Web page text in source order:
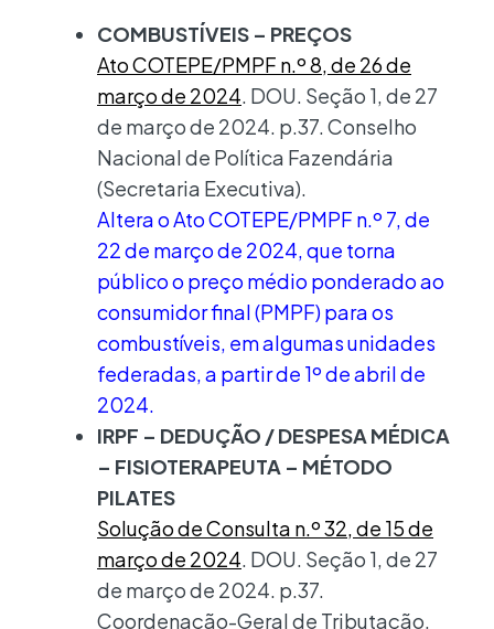
COMBUSTÍVEIS – PREÇOS
Ato COTEPE/PMPF n.º 8, de 26 de
março de 2024. DOU. Seção 1, de 27
de março de 2024. p.37. Conselho
Nacional de Política Fazendária
(Secretaria Executiva).
Altera o Ato COTEPE/PMPF n.º 7, de
22 de março de 2024, que torna
público o preço médio ponderado ao
consumidor final (PMPF) para os
combustíveis, em algumas unidades
federadas, a partir de 1º de abril de
2024.
IRPF – DEDUÇÃO / DESPESA MÉDICA
– FISIOTERAPEUTA – MÉTODO
PILATES
Solução de Consulta n.º 32, de 15 de
março de 2024. DOU. Seção 1, de 27
de março de 2024. p.37.
Coordenação-Geral de Tributação.